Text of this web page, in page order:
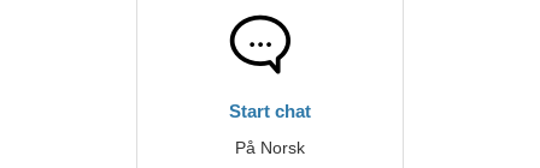
Start chat
På Norsk